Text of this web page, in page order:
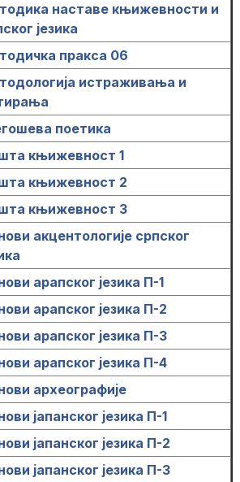
наставе књижевности и
језика
пракса 06
истраживања и
поетика
књижевност 1
књижевност 2
књижевност 3
акцентологије српског
арапског језика П-1
арапског језика П-2
арапског језика П-3
арапског језика П-4
археографије
јапанског језика П-1
јапанског језика П-2
јапанског језика П-3